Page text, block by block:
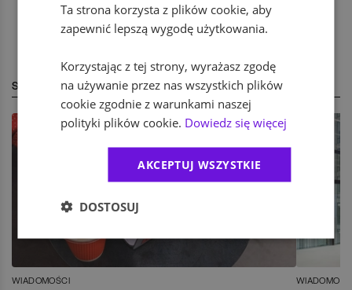
STREFA EKSPERTA
WIADOMOŚCI
Ta strona korzysta z plików cookie, aby
zapewnić lepszą wygodę użytkowania.
Korzystając z tej strony, wyrażasz zgodę
na używanie przez nas wszystkich plików
cookie zgodnie z warunkami naszej
polityki plików cookie. Dowiedz się więcej
AKCEPTUJ WSZYSTKIE
DOSTOSUJ